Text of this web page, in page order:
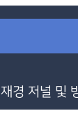
재경 저널 및